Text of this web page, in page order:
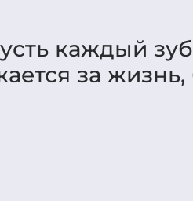
каждый зуб
за